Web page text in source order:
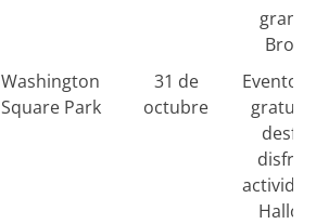
Washington
Square Park
31 de
octubre
Evento